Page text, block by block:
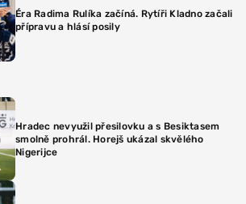
Éra Radima Rulíka začíná. Rytíři Kladno začali
přípravu a hlásí posily
Hradec nevyužil přesilovku a s Besiktasem
smolně prohrál. Horejš ukázal skvělého
Nigerijce